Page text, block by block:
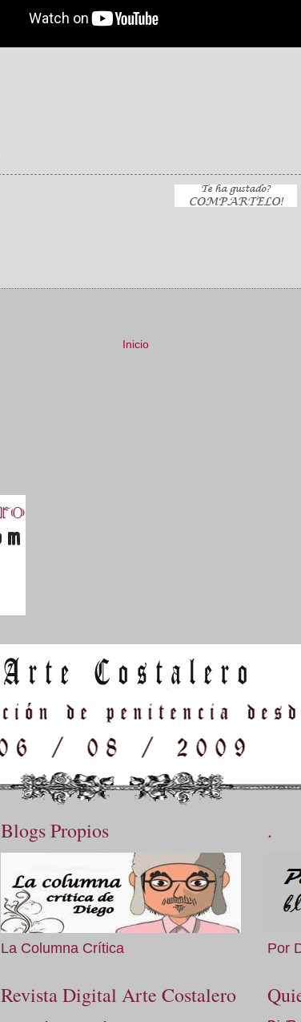
Inicio
Blogs Propios
La Columna Crítica
Revista Digital Arte Costalero
.
Por